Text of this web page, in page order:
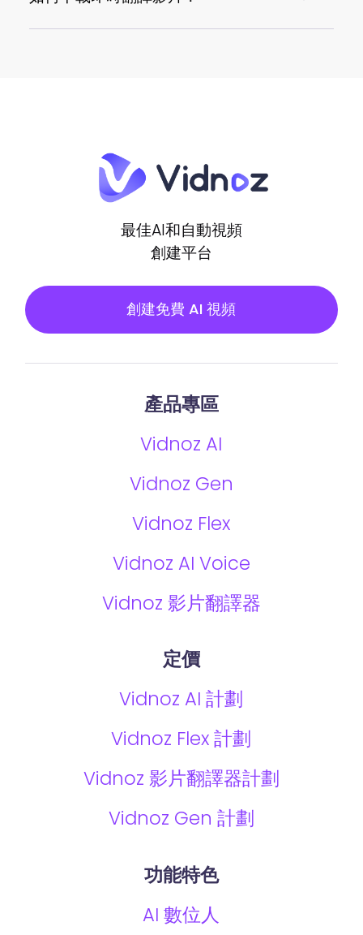
影片翻譯完成後，點擊下載按鈕，使用
最佳AI和自動視頻
創建平台
創建免費 AI 視頻
產品專區
Vidnoz AI
Vidnoz Gen
Vidnoz Flex
Vidnoz AI Voice
Vidnoz 影片翻譯器
定價
Vidnoz AI 計劃
Vidnoz Flex 計劃
Vidnoz 影片翻譯器計劃
Vidnoz Gen 計劃
功能特色
AI 數位人